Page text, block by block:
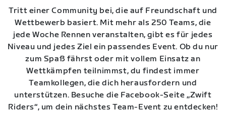
Tritt einer Community bei, die auf Freundschaft und
Wettbewerb basiert. Mit mehr als 250 Teams, die
jede Woche Rennen veranstalten, gibt es für jedes
Niveau und jedes Ziel ein passendes Event. Ob du nur
zum Spaß fährst oder mit vollem Einsatz an
Wettkämpfen teilnimmst, du findest immer
Teamkollegen, die dich herausfordern und
unterstützen. Besuche die Facebook-Seite „Zwift
Riders“, um dein nächstes Team-Event zu entdecken!